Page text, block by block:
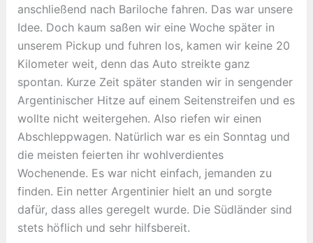
anschließend nach Bariloche fahren. Das war unsere
Idee. Doch kaum saßen wir eine Woche später in
unserem Pickup und fuhren los, kamen wir keine 20
Kilometer weit, denn das Auto streikte ganz
spontan. Kurze Zeit später standen wir in sengender
Argentinischer Hitze auf einem Seitenstreifen und es
wollte nicht weitergehen. Also riefen wir einen
Abschleppwagen. Natürlich war es ein Sonntag und
die meisten feierten ihr wohlverdientes
Wochenende. Es war nicht einfach, jemanden zu
finden. Ein netter Argentinier hielt an und sorgte
dafür, dass alles geregelt wurde. Die Südländer sind
stets höflich und sehr hilfsbereit.